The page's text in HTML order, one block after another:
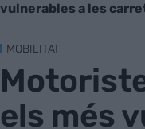
vulnerables a les
MOBILITAT
els més